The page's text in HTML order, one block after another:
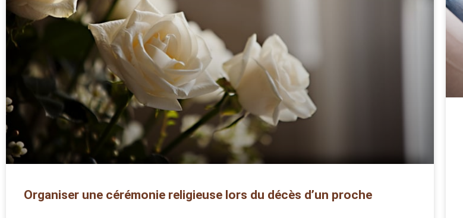
Organiser une cérémonie religieuse lors du décès d’un proche